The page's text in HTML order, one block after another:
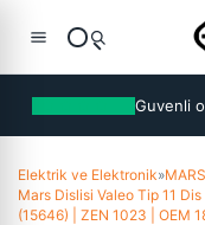
Guvenli
Elektrik ve Elektronik»
Mars Dislisi Valeo Tip 11
(15646) | ZEN 1023 | OEM